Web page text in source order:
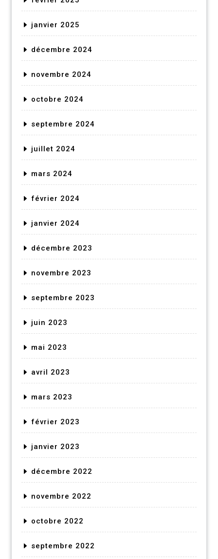
janvier 2025
décembre 2024
novembre 2024
octobre 2024
septembre 2024
juillet 2024
mars 2024
février 2024
janvier 2024
décembre 2023
novembre 2023
septembre 2023
juin 2023
mai 2023
avril 2023
mars 2023
février 2023
janvier 2023
décembre 2022
novembre 2022
octobre 2022
septembre 2022